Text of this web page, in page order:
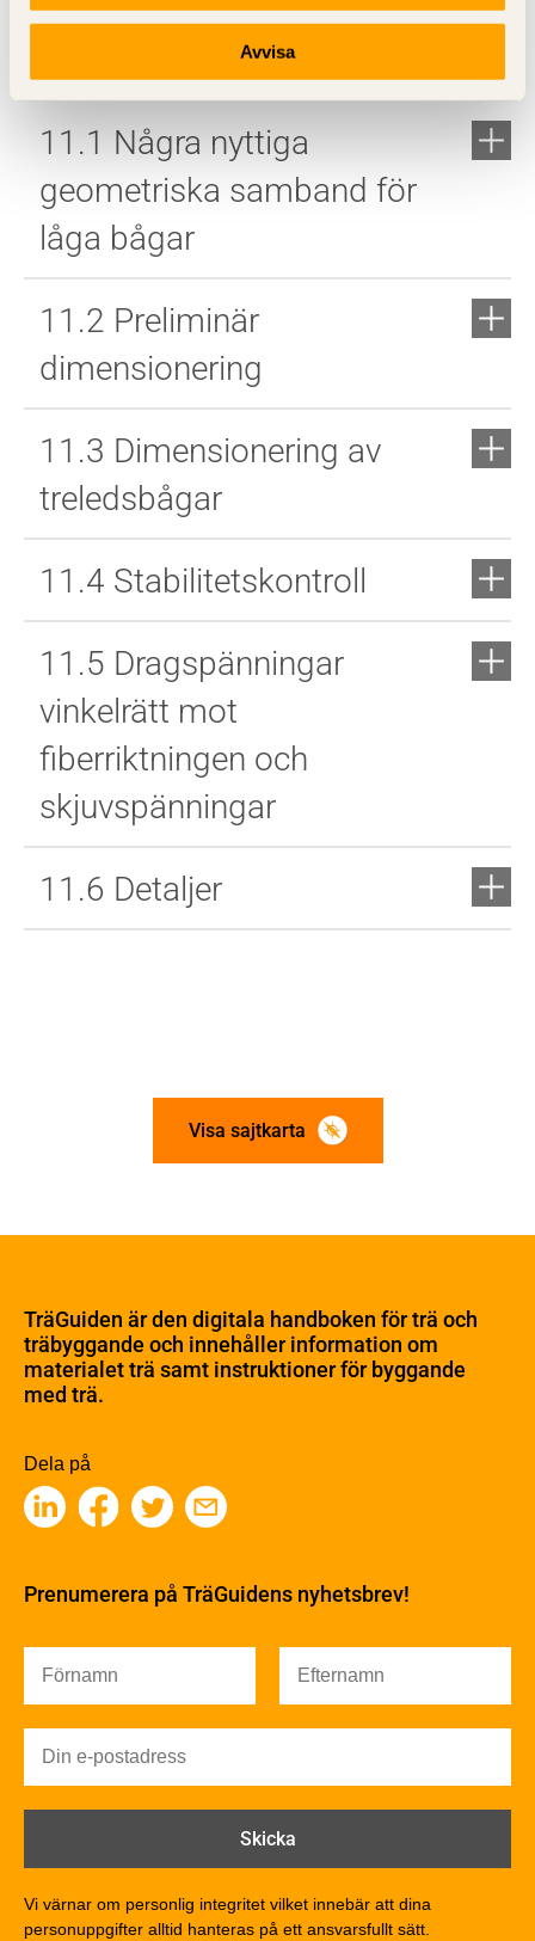
Avvisa
större inre momentarm (fall b). (Kommentar: fall b är
ingen båge utan en treledstakstol.)
11.1 Några nyttiga
geometriska samband för
låga bågar
11.2 Preliminär
dimensionering
11.3 Dimensionering av
treledsbågar
11.4 Stabilitetskontroll
11.5 Dragspänningar
vinkelrätt mot
fiberriktningen och
skjuvspänningar
11.6 Detaljer
Visa sajtkarta
Skogsbruk
Barrträdets uppbyggnad
Träets egenskaper och kvalitet
Träbaserade produkter
Kemisk behandling
Fakta om Limträ
Värmeisolering och lufttäthet
Ljud
Brandsäkerhet
Brandsäkerhet
Brandförlopp i byggnader
Brandklasser för material och konstruktioner
Detaljlösningar
Träytors brandegenskaper
TräGuiden är den digitala handboken för trä och
träbyggande och innehåller information om
materialet trä samt instruktioner för byggande
med trä.
Dela på
Prenumerera på TräGuidens nyhetsbrev!
Vi värnar om personlig integritet vilket innebär att dina
personuppgifter alltid hanteras på ett ansvarsfullt sätt.